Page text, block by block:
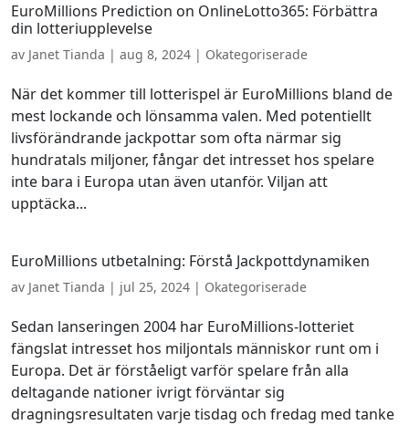
EuroMillions Prediction on OnlineLotto365: Förbättra
din lotteriupplevelse
av Janet Tianda | aug 8, 2024 | Okategoriserade
När det kommer till lotterispel är EuroMillions bland de
mest lockande och lönsamma valen. Med potentiellt
livsförändrande jackpottar som ofta närmar sig
hundratals miljoner, fångar det intresset hos spelare
inte bara i Europa utan även utanför. Viljan att
upptäcka...
EuroMillions utbetalning: Förstå Jackpottdynamiken
av Janet Tianda | jul 25, 2024 | Okategoriserade
Sedan lanseringen 2004 har EuroMillions-lotteriet
fängslat intresset hos miljontals människor runt om i
Europa. Det är förståeligt varför spelare från alla
deltagande nationer ivrigt förväntar sig
dragningsresultaten varje tisdag och fredag ​​med tanke